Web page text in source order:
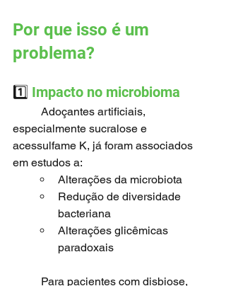
Por que isso é um
problema?
1️⃣ Impacto no microbioma
especialmente sucralose e
acessulfame K, já foram associados
em estudos a:
Alterações da microbiota
Redução de diversidade
bacteriana
Alterações glicêmicas
paradoxais